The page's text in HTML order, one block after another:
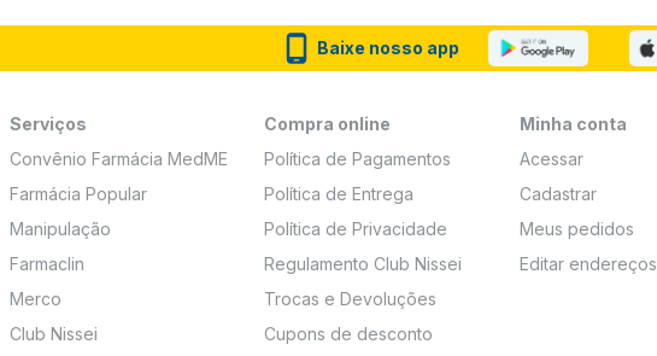
Baixe nosso app
Serviços
Convênio Farmácia MedME
Farmácia Popular
Manipulação
Farmaclin
Merco
Club Nissei
Compra online
Política de Pagamentos
Política de Entrega
Política de Privacidade
Regulamento Club Nissei
Trocas e Devoluções
Cupons de desconto
Minha conta
Acessar
Cadastrar
Meus pedidos
Editar endereços